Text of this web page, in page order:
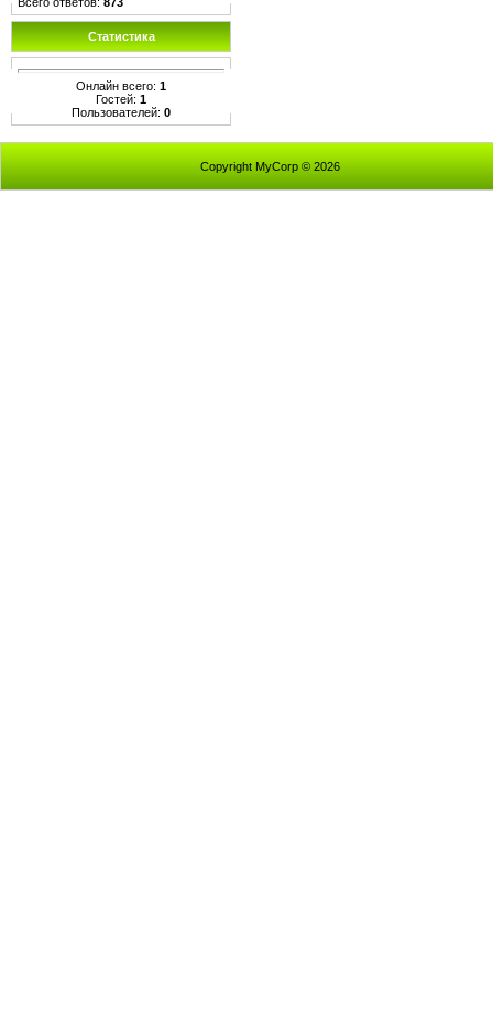
Статистика
Онлайн всего: 1
Гостей: 1
Пользователей: 0
Copyright MyCorp © 2026